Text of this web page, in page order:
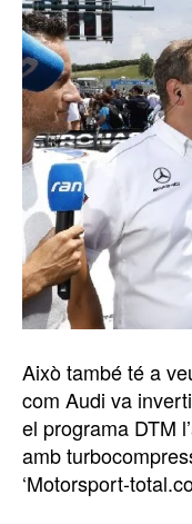
Això també té a
com Audi va
el programa DTM
amb
‘Motorsport-